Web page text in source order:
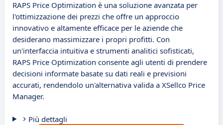
RAPS Price Optimization è una soluzione avanzata per
l'ottimizzazione dei prezzi che offre un approccio
innovativo e altamente efficace per le aziende che
desiderano massimizzare i propri profitti. Con
un'interfaccia intuitiva e strumenti analitici sofisticati,
RAPS Price Optimization consente agli utenti di prendere
decisioni informate basate su dati reali e previsioni
accurati, rendendolo un'alternativa valida a XSellco Price
Manager.
Più dettagli